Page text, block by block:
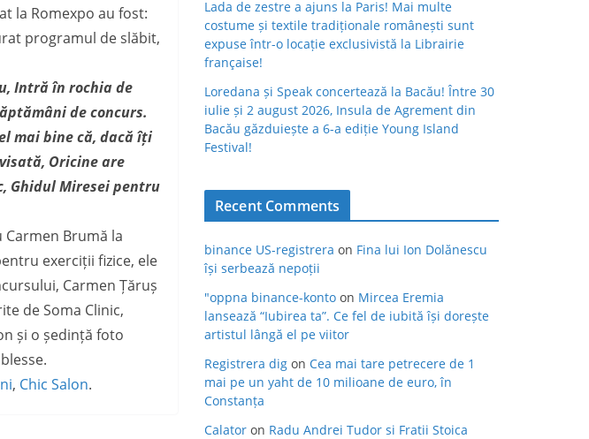
la Romexpo au fost:
programul de slăbit,
Intră în rochia de
de concurs.
mai bine că, dacă îți
Oricine are
Ghidul Miresei pentru
Brumă la
exerciții fizice, ele
Carmen Țăruș
de Soma Clinic,
și o ședință foto
, Chic Salon.
Lada de zestre a ajuns la Paris! Mai multe
costume și textile tradiționale românești sunt
expuse într-o locație exclusivistă la Librairie
française!
Loredana și Speak concertează la Bacău! Între 30
iulie și 2 august 2026, Insula de Agrement din
Bacău găzduiește a 6-a ediție Young Island
Festival!
Recent Comments
binance US-registrera on Fina lui Ion Dolănescu
își serbează nepoții
"oppna binance-konto on Mircea Eremia
lansează “Iubirea ta”. Ce fel de iubită își dorește
artistul lângă el pe viitor
Registrera dig on Cea mai tare petrecere de 1
mai pe un yaht de 10 milioane de euro, în
Constanța
Calator on Radu Andrei Tudor si Fratii Stoica